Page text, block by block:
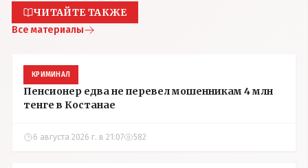
ЧИТАЙТЕ ТАКЖЕ
Все материалы
КРИМИНАЛ
Пенсионер едва не перевел мошенникам 4 млн
тенге в Костанае
6 августа 2026 г. в 21:07 582